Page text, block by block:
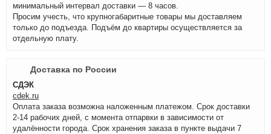
минимальный интервал доставки — 8 часов.
Просим учесть, что крупногабаритные товары мы доставляем
только до подъезда. Подъём до квартиры осуществляется за
отдельную плату.
Доставка по России
СДЭК
cdek.ru
Оплата заказа возможна наложенным платежом. Срок доставки
2-14 рабочих дней, с момента отпарвки в зависимости от
удалённости города. Срок хранения заказа в пункте выдачи 7